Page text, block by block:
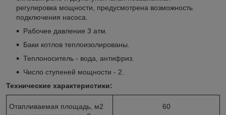
регулировка мощности, предусмотрена возможность
подключения насоса.
Рабочее давление 3 атм.
Баки котлов теплоизолированы.
Теплоноситель - вода, антифриз.
Число ступеней мощности - 2.
Технические характеристики:
Отапливаемая площадь, м2
60